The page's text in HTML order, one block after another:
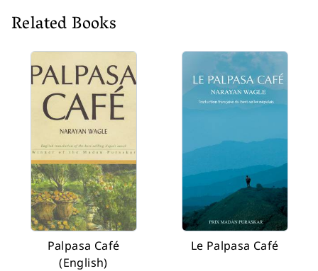
Related Books
Palpasa Café
(English)
Le Palpasa Café